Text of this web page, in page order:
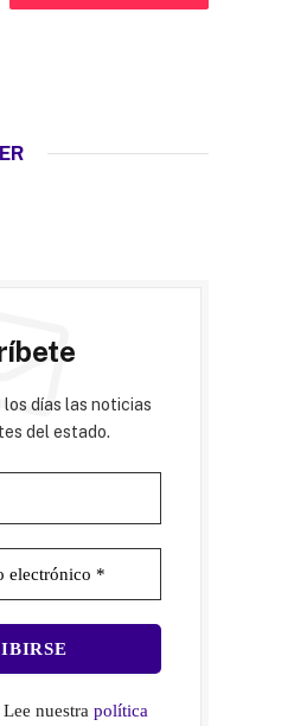
días las noticias
del estado.
Lee nuestrapolítica